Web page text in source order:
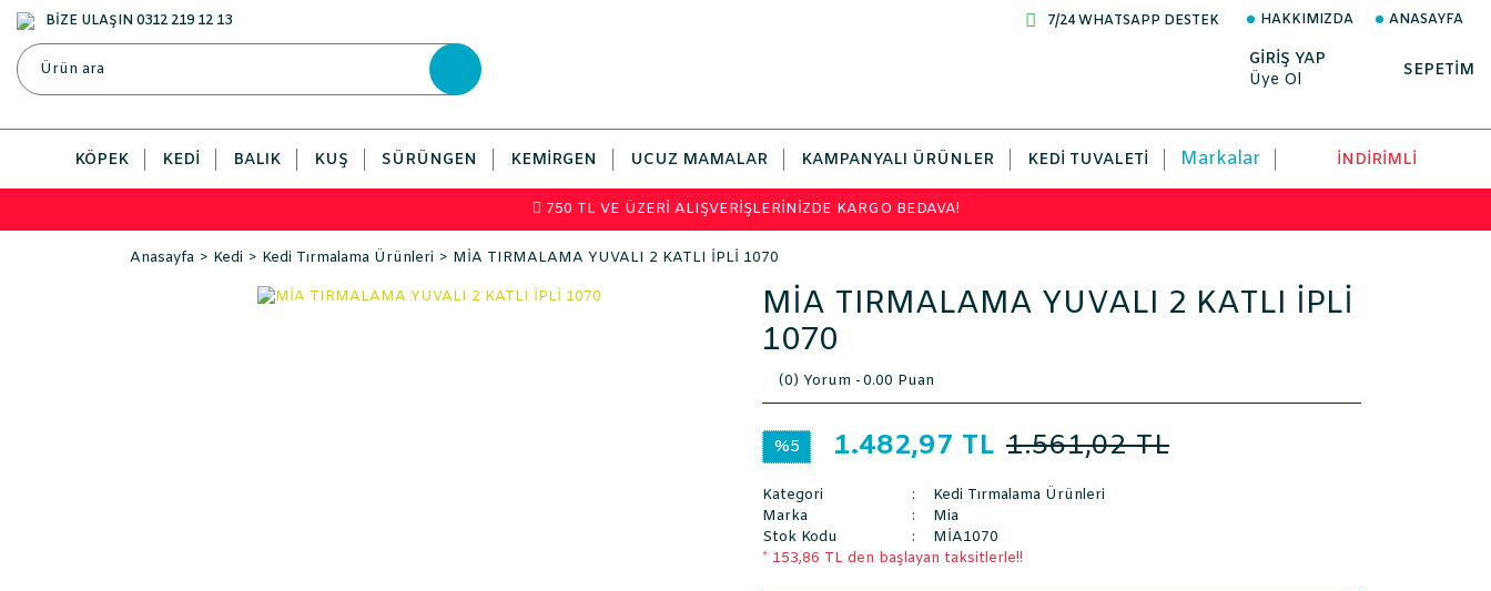
BİZE ULAŞIN 0312 219 12 13 7/24 WHATSAPP DESTEK HAKKIMIZDA ANASAYFA
GİRİŞ YAP
Üye Ol
SEPETİM
KÖPEK KEDI BALIK KUŞ SÜRÜNGEN KEMIRGEN UCUZ MAMALAR KAMPANYALI ÜRÜNLER KEDI TUVALETI Markalar İNDİRİMLİ
750 TL VE ÜZERİ ALIŞVERİŞLERİNİZDE KARGO BEDAVA!
Anasayfa Kedi Kedi Tırmalama Ürünleri MİA TIRMALAMA YUVALI 2 KATLI İPLİ 1070
MİA TIRMALAMA YUVALI 2 KATLI İPLİ
1070
(0) Yorum -0.00 Puan
%5 1.482,97 TL 1.561,02 TL
Kategori
Kedi Tırmalama Ürünleri
Marka
Mia
Stok Kodu
MİA1070
* 153,86 TL den başlayan taksitlerle!!